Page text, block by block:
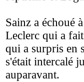
Sainz a échoué
Leclerc qui a
qui a surpris en
s'était intercalé
auparavant.